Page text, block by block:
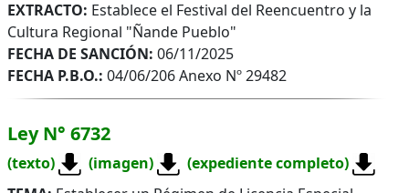
EXTRACTO: Establece el Festival del Reencuentro y la
Cultura Regional "Ñande Pueblo"
FECHA DE SANCIÓN: 06/11/2025
FECHA P.B.O.: 04/06/206 Anexo Nº 29482
Ley N° 6732
(texto) (imagen)
(expediente completo)